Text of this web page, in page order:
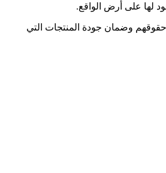
لها على أرض الواقع.
حقوقهم وضمان جودة المنتجات التي